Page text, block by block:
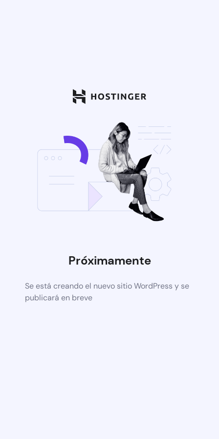
Próximamente
Se está creando el nuevo sitio WordPress y se
publicará en breve